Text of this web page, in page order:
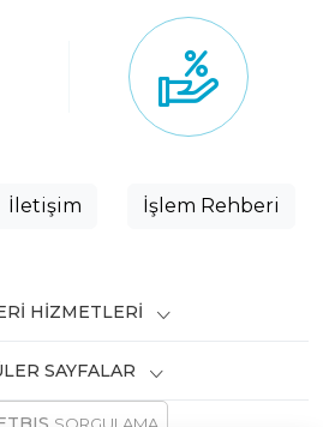
İletişim İşlem Rehberi
HIZMETLERI
SAYFALAR